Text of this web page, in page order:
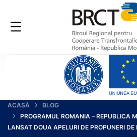
ACASĂ
BLOG
PROGRAMUL ROMANIA – REPUBLICA
LANSAT DOUA APELURI DE PROPUNERI DE